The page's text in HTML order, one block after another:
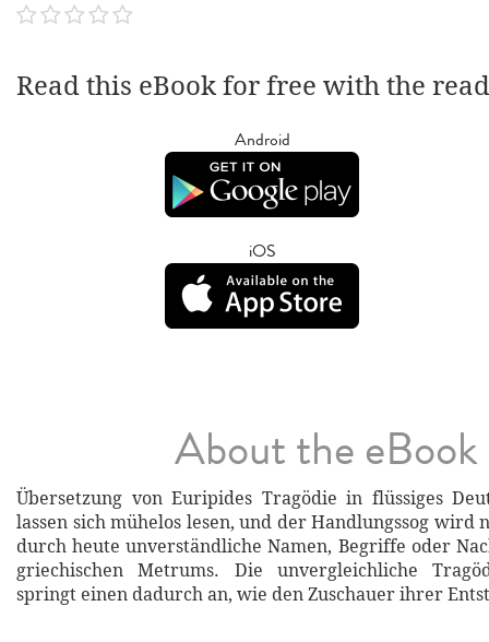
Read this eBook for free with the
Android
iOS
About the eBook
Übersetzung von Euripides Tragödie in flüssiges
lassen sich mühelos lesen, und der Handlungssog wird
durch heute unverständliche Namen, Begriffe oder
griechischen Metrums. Die unvergleichliche
springt einen dadurch an, wie den Zuschauer ihrer